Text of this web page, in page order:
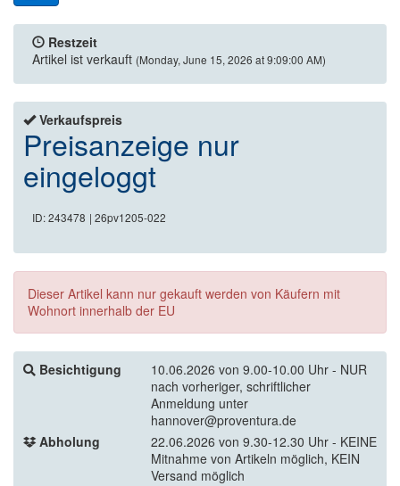
Restzeit
Artikel ist verkauft (Monday, June 15, 2026 at 9:09:00 AM)
Verkaufspreis
Preisanzeige nur
eingeloggt
ID: 243478 | 26pv1205-022
Dieser Artikel kann nur gekauft werden von Käufern mit
Wohnort innerhalb der EU
Besichtigung
10.06.2026 von 9.00-10.00 Uhr - NUR
nach vorheriger, schriftlicher
Anmeldung unter
hannover@proventura.de
Abholung
22.06.2026 von 9.30-12.30 Uhr - KEINE
Mitnahme von Artikeln möglich, KEIN
Versand möglich